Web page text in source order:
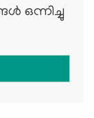
ഒന്നിച്ചു